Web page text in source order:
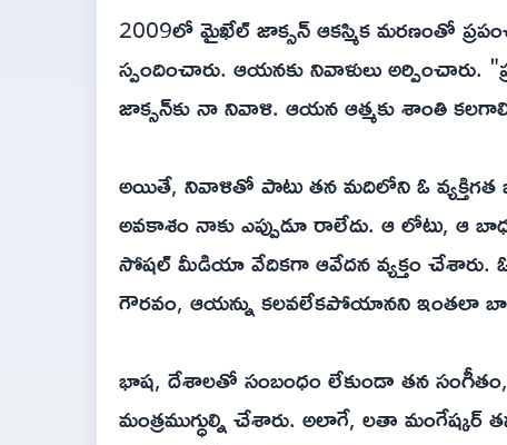
2009లో మైఖేల్ జాక్సన్ ఆకస్మిక మరణంతో
స్పందించారు. ఆయనకు నివాళులు
జాక్సన్‌కు నా నివాళి. ఆయన ఆత్మకు శాంతి
అయితే, నివాళితో పాటు తన మదిలోని ఓ వ్యక్తిగత
అవకాశం నాకు ఎప్పుడూ రాలేదు. ఆ లోటు, ఆ
సోషల్ మీడియా వేదికగా ఆవేదన వ్యక్తం చేశారు.
గౌరవం, ఆయన్ను కలవలేకపోయానని ఇంతలా
భాష, దేశాలతో సంబంధం లేకుండా తన
మంత్రముగ్ధుల్ని చేశారు. అలాగే, లతా